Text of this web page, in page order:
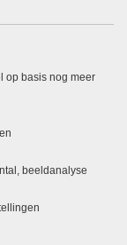
op basis nog meer
beeldanalyse